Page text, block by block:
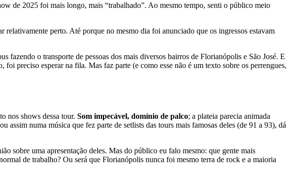
de 2025 foi mais longo, mais “trabalhado”. Ao mesmo tempo, senti o público meio
perto. Até porque no mesmo dia foi anunciado que os ingressos estavam
fazendo o transporte de pessoas dos mais diversos bairros de Florianópolis e São José. E
preciso esperar na fila. Mas faz parte (e como esse não é um texto sobre os perrengues,
nos shows dessa tour. Som impecável, domínio de palco; a plateia parecia animada
assim numa música que fez parte de setlists das tours mais famosas deles (de 91 a 93), dá
sobre uma apresentação deles. Mas do público eu falo mesmo: que gente mais
de trabalho? Ou será que Florianópolis nunca foi mesmo terra de rock e a maioria